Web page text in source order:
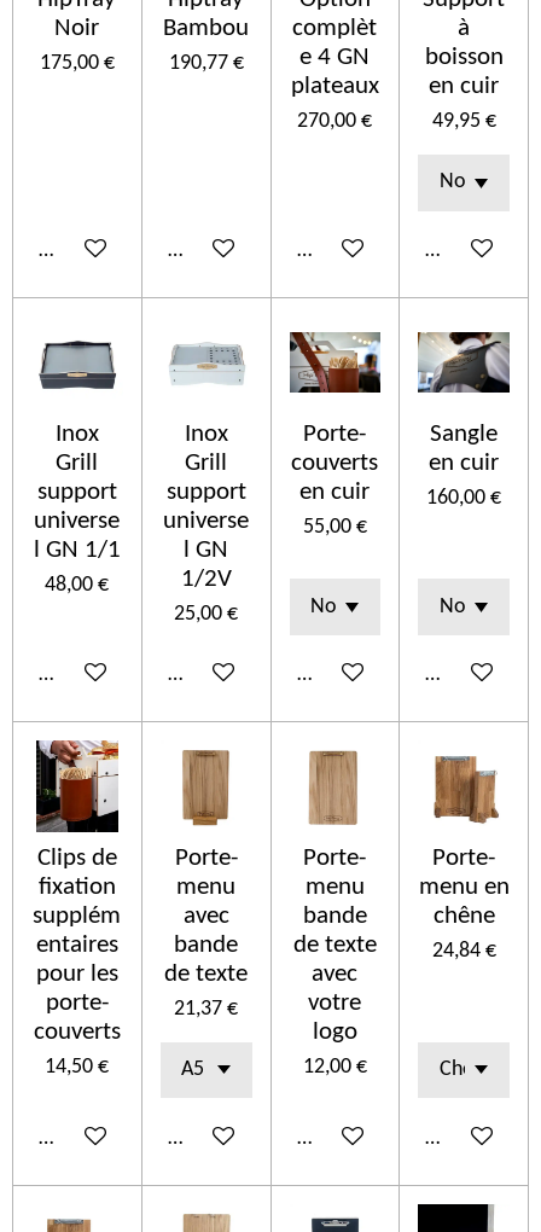
Noir
175,00 €
Añadir al carrito
Bambou
190,77 €
Añadir al carrito
complèt
e 4 GN
plateaux
270,00 €
Añadir al carrito
à
boisson
en cuir
49,95 €
Añadir al
Inox
Grill
support
universe
l GN 1/1
48,00 €
Añadir al carrito
Inox
Grill
support
universe
l GN
1/2V
25,00 €
Añadir al carrito
Porte-
couverts
en cuir
55,00 €
Ver detalles
Sangle
en cuir
160,00 €
Añadir al
Clips de
fixation
supplém
entaires
pour les
porte-
couverts
14,50 €
Añadir al carrito
Porte-
menu
avec
bande
de texte
21,37 €
Añadir al carrito
Porte-
menu
bande
de texte
avec
votre
logo
12,00 €
Añadir al carrito
Porte-
menu en
chêne
24,84 €
Añadir al